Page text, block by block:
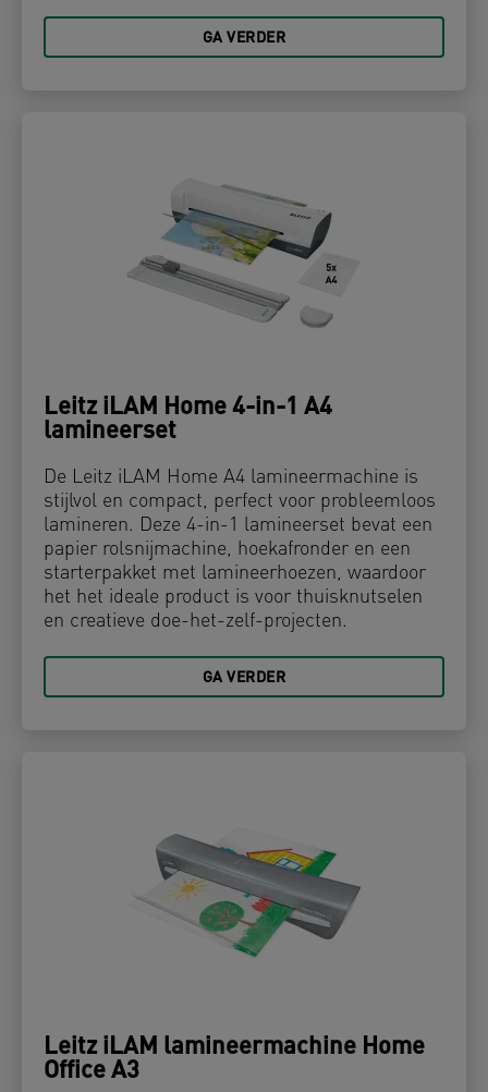
GA VERDER
Leitz iLAM Home 4-in-1 A4
lamineerset
De Leitz iLAM Home A4 lamineermachine is
stijlvol en compact, perfect voor probleemloos
lamineren. Deze 4-in-1 lamineerset bevat een
papier rolsnijmachine, hoekafronder en een
starterpakket met lamineerhoezen, waardoor
het het ideale product is voor thuisknutselen
en creatieve doe-het-zelf-projecten.
GA VERDER
Leitz iLAM lamineermachine Home
Office A3